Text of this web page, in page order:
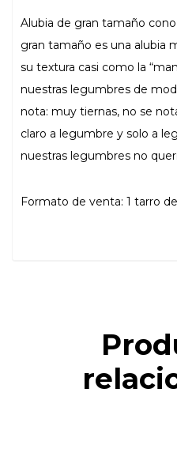
Alubia de gran tamaño
gran tamaño es una alubia
su textura casi como la
nuestras legumbres de
nota: muy tiernas, no se
claro a legumbre y solo a
nuestras legumbres no
Formato de venta: 1 tarro